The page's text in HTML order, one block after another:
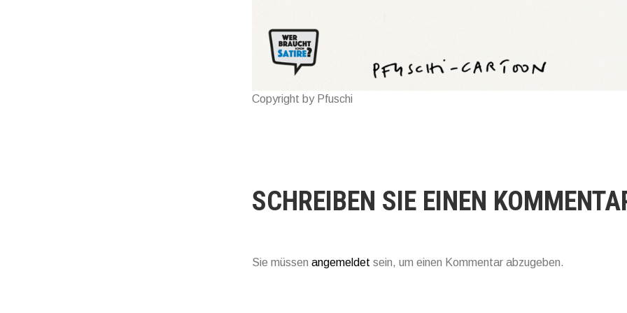
Copyright by Pfuschi
SCHREIBEN SIE EINEN
Sie müssen angemeldet sein, um einen Kommentar abzugeben.